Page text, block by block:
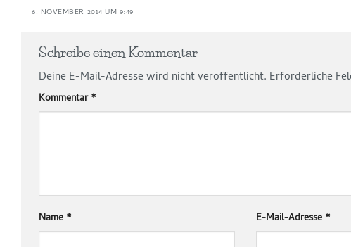
6. NOVEMBER 2014 UM 9:49
Schreibe einen Kommentar
Deine E-Mail-Adresse wird nicht veröffentlicht. Erforderliche
Kommentar*
Name * E-Mail-Adresse *